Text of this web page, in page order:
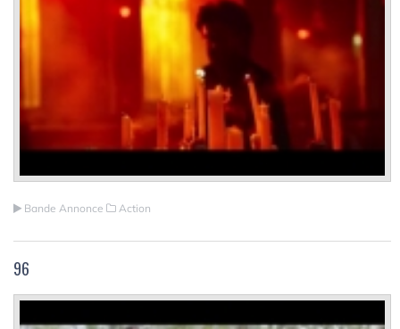
Bande Annonce Action
96